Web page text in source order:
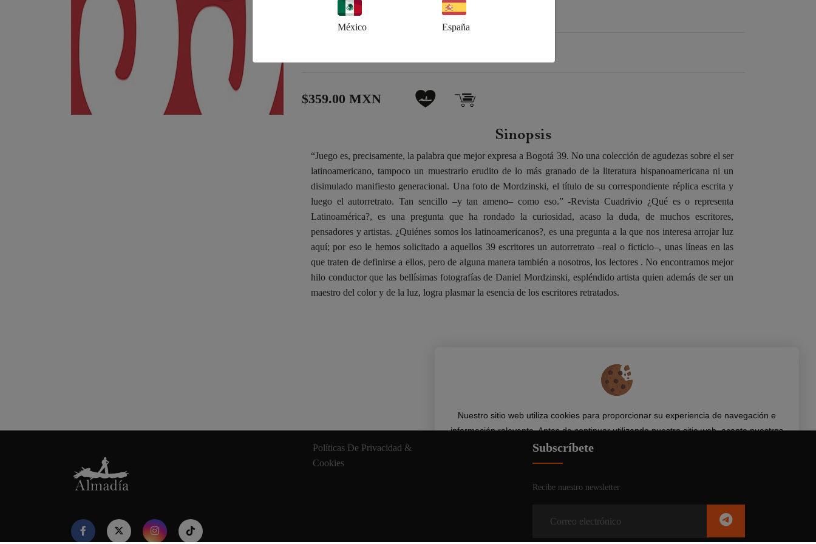
Profundidad:
$359.00 MXN
Sinopsis
“Juego es, precisamente, la palabra que mejor expresa a Bogotá 39. No una colección de agudezas sobre el ser
latinoamericano, tampoco un muestrario erudito de lo más granado de la literatura hispanoamericana ni un
disimulado manifiesto generacional. Una foto de Mordzinski, el título de su correspondiente réplica escrita y
luego el autorretrato. Tan sencillo –y tan ameno– como eso.” -Revista Cuadrivio ¿Qué es o representa
Latinoamérica?, es una pregunta que ha rondado la curiosidad, acaso la duda, de muchos escritores,
pensadores y artistas. ¿Quiénes somos los latinoamericanos?, es una pregunta a la que nos interesa arrojar luz
aquí; por eso le hemos solicitado a aquellos 39 escritores un autorretrato –real o ficticio–, unas líneas en las
que traten de definirse a ellos, pero de alguna manera también a nosotros, los lectores . No encontramos mejor
hilo conductor que las bellísimas fotografías de Daniel Mordzinski, espléndido artista quien además de ser un
maestro del color y de la luz, logra plasmar la esencia de los escritores retratados.
México España
Nuestro sitio web utiliza cookies para proporcionar su experiencia de navegación e
información relevante. Antes de continuar utilizando nuestro sitio web, acepte nuestros
Política de cookies y privacidad.
Aceptar
Políticas De Privacidad &
Cookies
Subscríbete
Recibe nuestro newsletter